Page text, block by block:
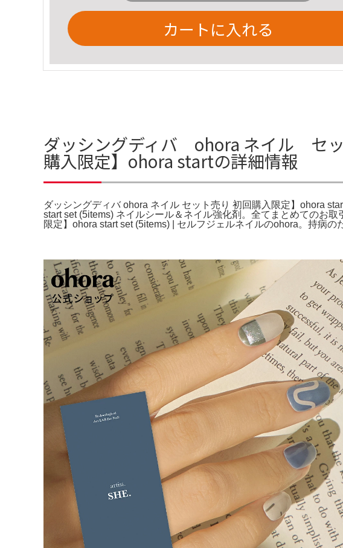
カートに入れる
ダッシングディバ ohora ネイル セッ
購入限定】ohora startの詳細情報
ダッシングディバ ohora ネイル セット売り 初回購入限定】ohora
start set (5items) ネイルシール＆ネイル強化剤。全てまとめてのお
限定】ohora start set (5items) | セルフジェルネイルのohora。持病